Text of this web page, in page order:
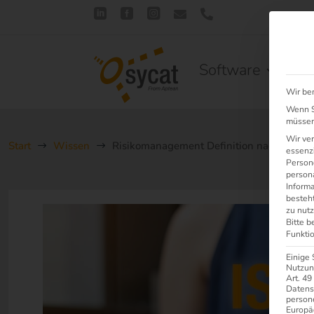
Software
Start $ Wissen $ Risikomanagement Definition nach ISO
Wir
Wenn
Wir
zu
Bitte
Einige
Art. 49